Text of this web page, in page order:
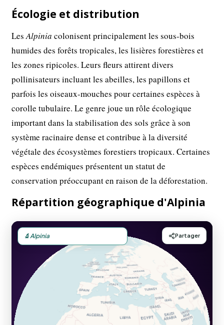
Écologie et distribution
LesAlpinia colonisent principalement les sous-bois
humides des forêts tropicales, les lisières forestières et
les zones ripicoles. Leurs fleurs attirent divers
pollinisateurs incluant les abeilles, les papillons et
parfois les oiseaux-mouches pour certaines espèces à
corolle tubulaire. Le genre joue un rôle écologique
important dans la stabilisation des sols grâce à son
système racinaire dense et contribue à la diversité
végétale des écosystèmes forestiers tropicaux. Certaines
espèces endémiques présentent un statut de
conservation préoccupant en raison de la déforestation.
Répartition géographique d'Alpinia